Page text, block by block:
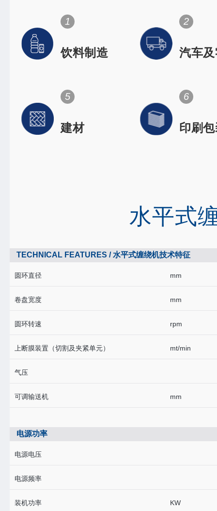
1
饮料制造
2
汽车
5
建材
6
印刷
水平式
TECHNICAL FEATURES / 水平式缠绕机技术特征
圆环直径 mm
卷盘宽度 mm
圆环转速 rpm
上断膜装置（切割及夹紧单元） mt/min
气压
可调输送机 mm
电源功率
电源电压
电源频率
装机功率 KW